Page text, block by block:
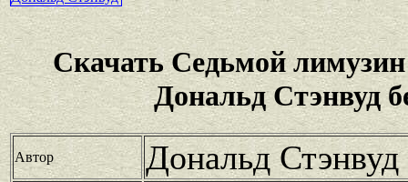
Скачать Седьмой лимузин
Дональд Стэнвуд
Автор Дональд Стэнвуд